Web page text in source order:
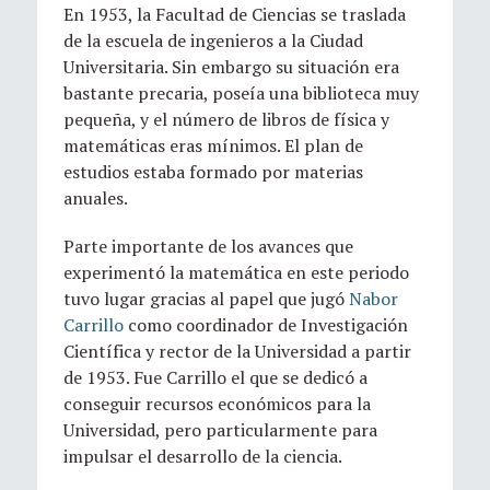
En 1953, la Facultad de Ciencias se traslada
de la escuela de ingenieros a la Ciudad
Universitaria. Sin embargo su situación era
bastante precaria, poseía una biblioteca muy
pequeña, y el número de libros de física y
matemáticas eras mínimos. El plan de
estudios estaba formado por materias
anuales.
Parte importante de los avances que
experimentó la matemática en este periodo
tuvo lugar gracias al papel que jugóNabor
Carrillo como coordinador de Investigación
Científica y rector de la Universidad a partir
de 1953. Fue Carrillo el que se dedicó a
conseguir recursos económicos para la
Universidad, pero particularmente para
impulsar el desarrollo de la ciencia.